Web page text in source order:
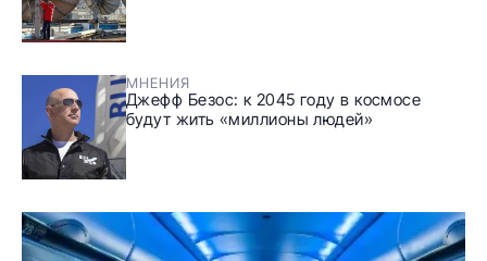
МНЕНИЯ
Джефф Безос: к 2045 году в космосе
будут жить «миллионы людей»